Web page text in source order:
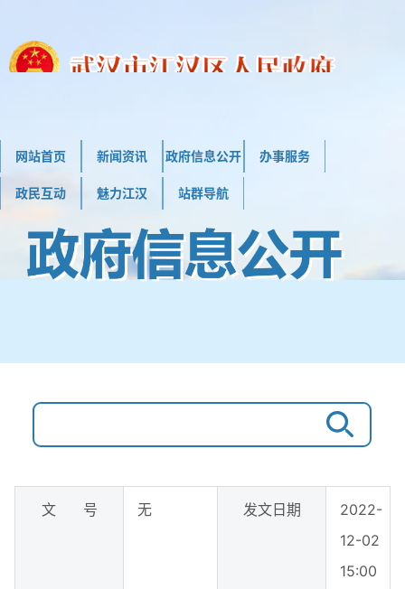
网站首页 新闻资讯 政府信息公开 办事服务
政民互动 魅力江汉 站群导航
文 号 无 发文日期
2022-
12-02
15:00